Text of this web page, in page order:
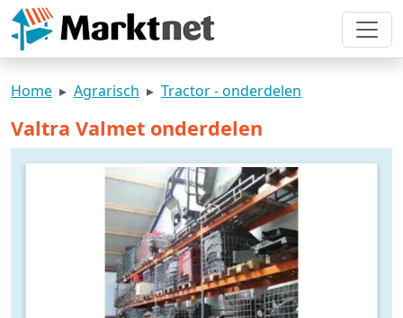
Home Agrarisch Tractor - onderdelen
Valtra Valmet onderdelen